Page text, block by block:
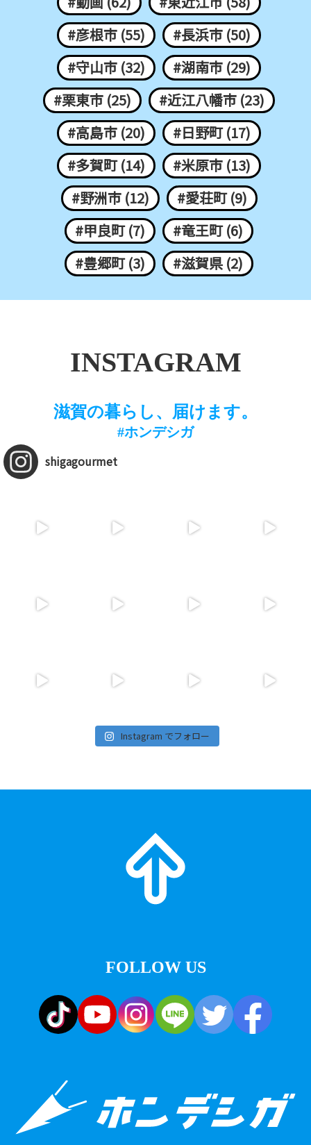
#彦根市 (55)
#長浜市 (50)
#守山市 (32)
#湖南市 (29)
#栗東市 (25)
#近江八幡市 (23)
#高島市 (20)
#日野町 (17)
#多賀町 (14)
#米原市 (13)
#野洲市 (12)
#愛荘町 (9)
#甲良町 (7)
#竜王町 (6)
#豊郷町 (3)
#滋賀県 (2)
INSTAGRAM
滋賀の暮らし、届けます。
#ホンデシガ
shigagourmet
Instagram でフォロー
FOLLOW US